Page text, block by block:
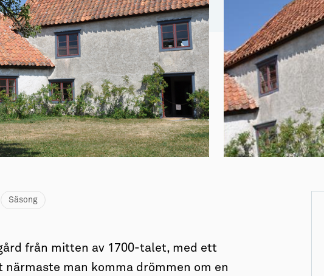
Säsong
från mitten av 1700-talet, med ett
man komma drömmen om en